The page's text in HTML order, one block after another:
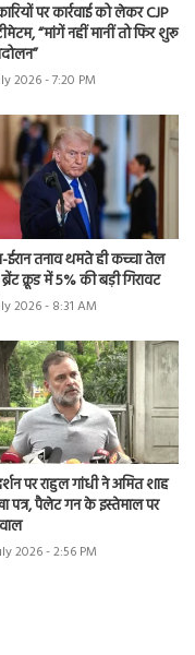
पर कार्रवाई को लेकर CJP
“मांगें नहीं मानीं तो फिर शुरू
2026 - 7:20 PM
ईरान तनाव थमते ही कच्चा तेल
क्रूड में 5% की बड़ी गिरावट
2026 - 8:31 AM
पर राहुल गांधी ने अमित शाह
पत्र, पैलेट गन के इस्तेमाल पर
2026 - 2:56 PM